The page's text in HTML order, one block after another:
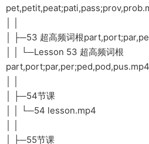
│ ├─53 超高频词根
│ │ └─Lesson 53 超高频词根
part,port;par,per;ped,pod,pus.mp4
│ ├─54节课
│ │ └─54 lesson.mp4
│ ├─55节课